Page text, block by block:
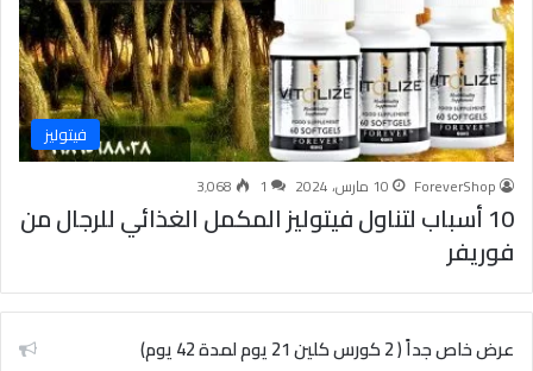
فيتوليز
ForeverShop 10 مارس، 2024 1 3٬068
10 أسباب لتناول فيتوليز المكمل الغذائي للرجال من
فوريفر
عرض خاص جداً ( 2 كورس كلين 21 يوم لمدة 42 يوم)